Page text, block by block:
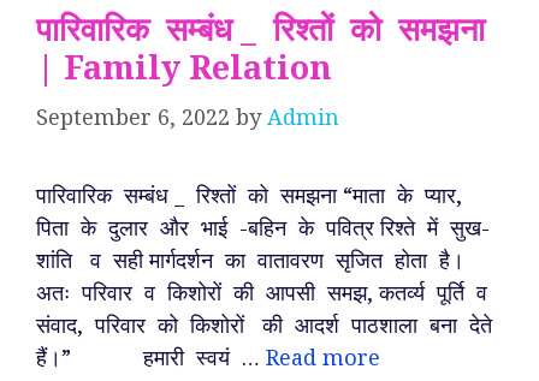
पारिवारिक सम्बंध _ रिश्तों को समझना
| Family Relation
September 6, 2022 byAdmin
पारिवारिक सम्बंध _ रिश्तों को समझना “माता के प्यार,
पिता के दुलार और भाई -बहिन के पवित्र रिश्ते में सुख-
शांति व सही मार्गदर्शन का वातावरण सृजित होता है।
अतः परिवार व किशोरों की आपसी समझ, कतर्व्य पूर्ति व
संवाद, परिवार को किशोरों की आदर्श पाठशाला बना देते
हैं।” हमारी स्वयं … Read more